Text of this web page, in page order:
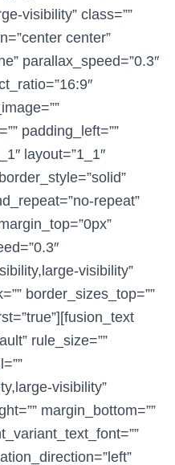
visibility” class=””
center”
parallax_speed=”0.3″
padding_left=””
layout=”1_1″
repeat”
visibility”
border_sizes_top=””
rule_size=””
visibility”
margin_bottom=””